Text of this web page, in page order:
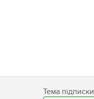
Тема підписки